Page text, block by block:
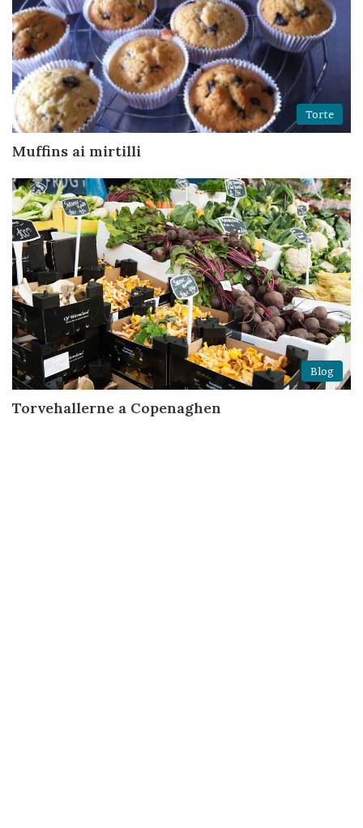
Torte
Muffins ai mirtilli
Blog
Torvehallerne a Copenaghen